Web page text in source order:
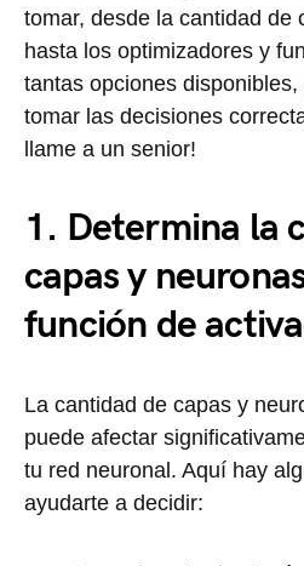
tomar, desde la cantidad de
hasta los optimizadores y
tantas opciones
tomar las decisiones
llame a un senior!
1. Determina la
capas y
función de
La cantidad de capas y
puede afectar
tu red neuronal. Aquí hay
ayudarte a decidir: